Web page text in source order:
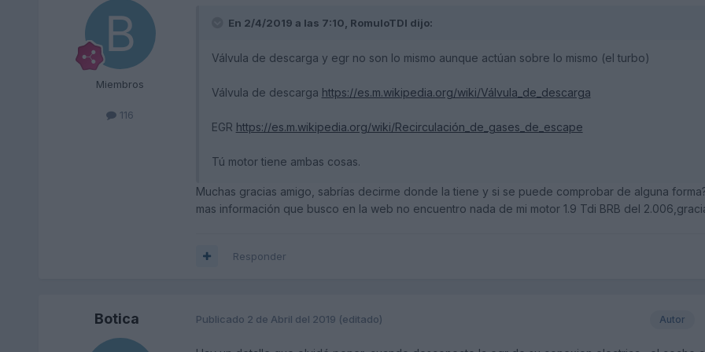
Miembros
116
En 2/4/2019 a las 7:10, RomuloTDI dijo:
Válvula de descarga y egr no son lo mismo aunque actúan sobre lo mismo (el turbo)
Válvula de descarga https://es.m.wikipedia.org/wiki/Válvula_de_descarga
EGR https://es.m.wikipedia.org/wiki/Recirculación_de_gases_de_escape
Tú motor tiene ambas cosas.
Muchas gracias amigo, sabrías decirme donde la tiene y si se puede comprobar de alguna
mas información que busco en la web no encuentro nada de mi motor 1.9 Tdi BRB del
Responder
Botica Autor
Publicado 2 de Abril del 2019 (editado)